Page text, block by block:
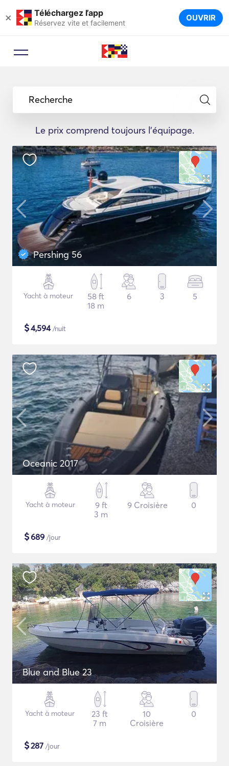
× Téléchargez l’app
Réservez vite et facilement OUVRIR
Recherche
Le prix comprend toujours l'équipage.
Pershing 56
Yacht à moteur
58 ft
18 m
6 3 5
$4,594/nuit
Oceanic 2017
Yacht à moteur
9 ft
3 m
9 Croisière 0
$689 /jour
Blue and Blue 23
Yacht à moteur
23 ft
7 m
10
Croisière
0
$287 /jour